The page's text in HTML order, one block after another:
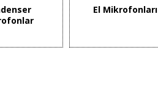
El Mikrofonları